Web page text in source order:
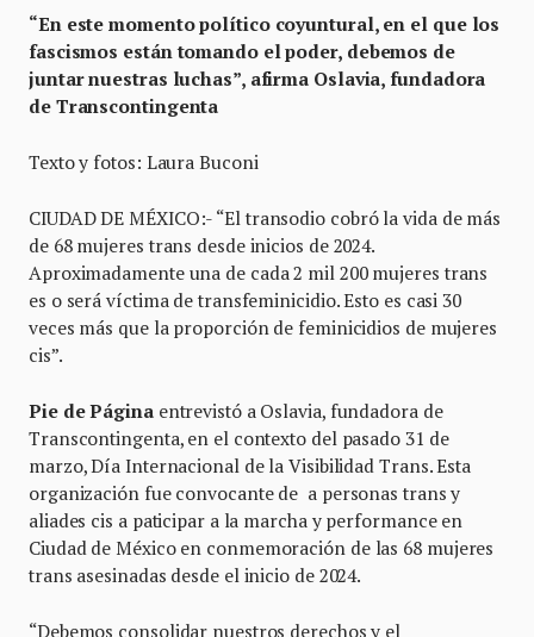
“En este momento político coyuntural, en el que los
fascismos están tomando el poder, debemos de
juntar nuestras luchas”, afirma Oslavia, fundadora
de Transcontingenta
Texto y fotos: Laura Buconi
CIUDAD DE MÉXICO:- “El transodio cobró la vida de más
de 68 mujeres trans desde inicios de 2024.
Aproximadamente una de cada 2 mil 200 mujeres trans
es o será víctima de transfeminicidio. Esto es casi 30
veces más que la proporción de feminicidios de mujeres
cis”.
Pie de Páginaentrevistó a Oslavia, fundadora de
Transcontingenta, en el contexto del pasado 31 de
marzo, Día Internacional de la Visibilidad Trans. Esta
organización fue convocante de a personas trans y
aliades cis a paticipar a la marcha y performance en
Ciudad de México en conmemoración de las 68 mujeres
trans asesinadas desde el inicio de 2024.
“Debemos consolidar nuestros derechos y el